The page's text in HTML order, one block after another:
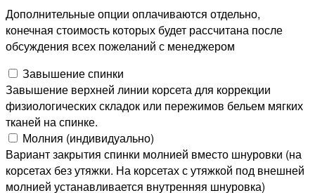
Дополнительные опции оплачиваются отдельно,
конечная стоимость которых будет рассчитана после
обсуждения всех пожеланий с менеджером
Завышение спинки
Завышение верхней линии корсета для коррекции
физиологических складок или пережимов бельем мягких
тканей на спинке.
Молния (индивидуально)
Вариант закрытия спинки молнией вместо шнуровки (на
корсетах без утяжки. На корсетах с утяжкой под внешней
молнией устанавливается внутренняя шнуровка)